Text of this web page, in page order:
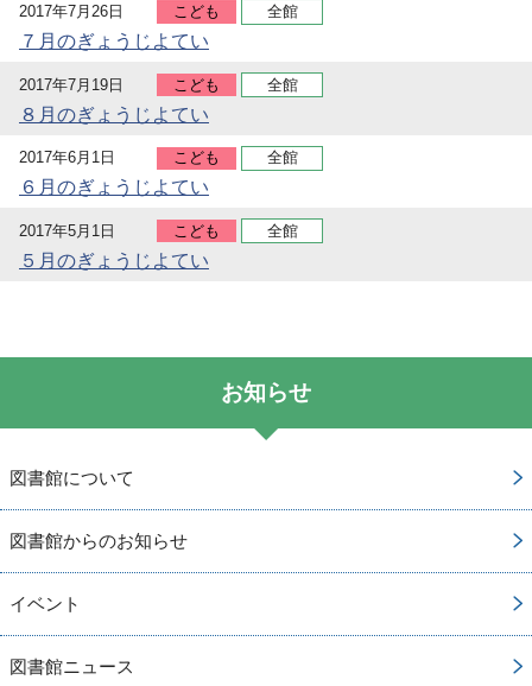
2017年7月26日 こども 全館
７月のぎょうじよてい
2017年7月19日 こども 全館
８月のぎょうじよてい
2017年6月1日 こども 全館
６月のぎょうじよてい
2017年5月1日 こども 全館
５月のぎょうじよてい
お知らせ
図書館について
図書館からのお知らせ
イベント
図書館ニュース